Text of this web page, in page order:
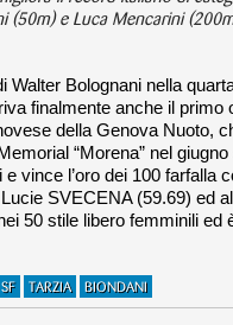
(50m) e Luca Mencarini
Bolognani nella
finalmente anche il primo
della Genova Nuoto,
“Morena” nel
vince l’oro dei 100 farfalla
SVECENA (59.69) ed
50 stile libero femminili
TARZIA BIONDANI